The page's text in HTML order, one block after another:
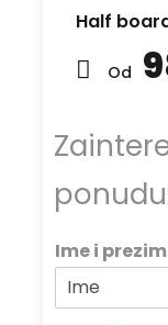
Half
Od
Ime i